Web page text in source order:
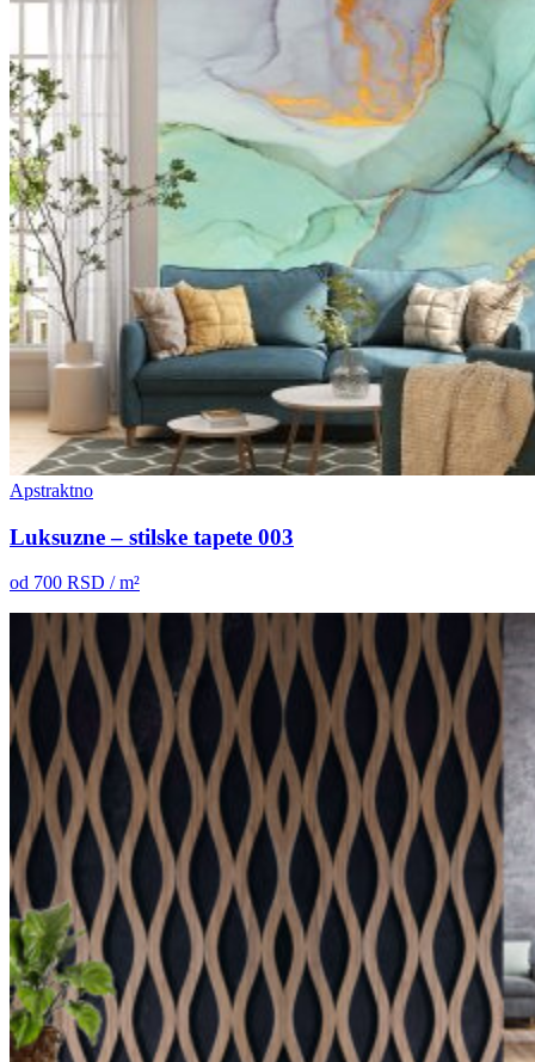
Apstraktno
Luksuzne – stilske tapete 003
od 700 RSD / m²